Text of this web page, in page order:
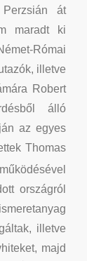
át
maradt ki
Római
illetve
Robert
álló
az egyes
Thomas
országról
illetve
majd